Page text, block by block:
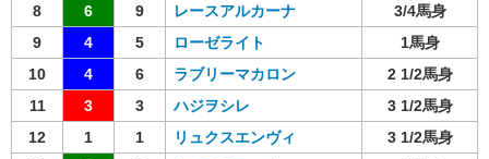
8
6 9 レースアルカーナ
3/4馬身
9
4 5 ローゼライト
1馬身
10
4 6 ラブリーマカロン
2 1/2馬身
11
3 3 ハジヲシレ
3 1/2馬身
12
1 1 リュクスエンヴィ
3 1/2馬身